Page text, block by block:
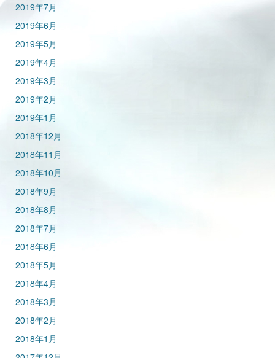
2019年7月
2019年6月
2019年5月
2019年4月
2019年3月
2019年2月
2019年1月
2018年12月
2018年11月
2018年10月
2018年9月
2018年8月
2018年7月
2018年6月
2018年5月
2018年4月
2018年3月
2018年2月
2018年1月